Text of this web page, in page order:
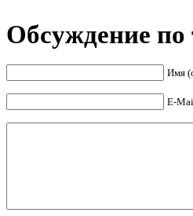
Обсуждение по
Имя
E-